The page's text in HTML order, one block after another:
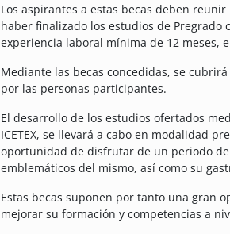
Los aspirantes a estas becas deben
haber finalizado los estudios de
experiencia laboral mínima de 12 meses,
Mediante las becas concedidas, se
por las personas participantes.
El desarrollo de los estudios ofertados
ICETEX, se llevará a cabo en modalidad
oportunidad de disfrutar de un periodo
emblemáticos del mismo, así como su
Estas becas suponen por tanto una gran
mejorar su formación y competencias a